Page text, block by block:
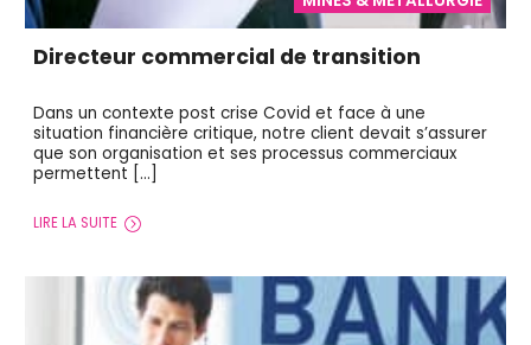
Directeur commercial de transition
Dans un contexte post crise Covid et face à une
situation financière critique, notre client devait s’assurer
que son organisation et ses processus commerciaux
permettent […]
LIRE LA SUITE